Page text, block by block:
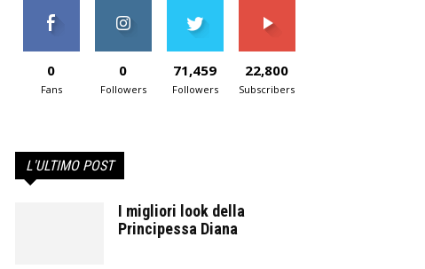
0
Fans
0
Followers
71,459
Followers
22,800
Subscribers
L'ULTIMO POST
I migliori look della
Principessa Diana